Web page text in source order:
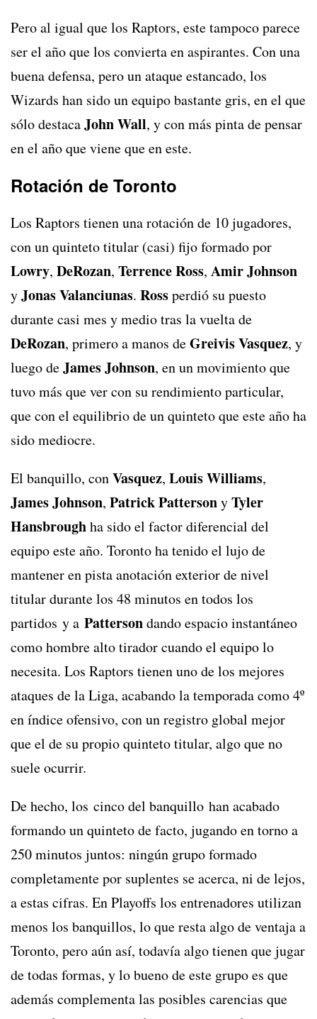
Pero al igual que los Raptors, este tampoco parece
ser el año que los convierta en aspirantes. Con una
buena defensa, pero un ataque estancado, los
Wizards han sido un equipo bastante gris, en el que
sólo destacaJohn Wall, y con más pinta de pensar
en el año que viene que en este.
Rotación de Toronto
Los Raptors tienen una rotación de 10 jugadores,
con un quinteto titular (casi) fijo formado por
Lowry, DeRozan, Terrence Ross, Amir Johnson
yJonas Valanciunas. Rossperdió su puesto
durante casi mes y medio tras la vuelta de
DeRozan, primero a manos deGreivis Vasquez, y
luego deJames Johnson, en un movimiento que
tuvo más que ver con su rendimiento particular,
que con el equilibrio de un quinteto que este año ha
sido mediocre.
El banquillo, conVasquez, Louis Williams,
James Johnson, Patrick PattersonyTyler
Hansbroughha sido el factor diferencial del
equipo este año. Toronto ha tenido el lujo de
mantener en pista anotación exterior de nivel
titular durante los 48 minutos en todos los
partidos y a Pattersondando espacio instantáneo
como hombre alto tirador cuando el equipo lo
necesita. Los Raptors tienen uno de los mejores
ataques de la Liga, acabando la temporada como 4º
en índice ofensivo, con un registro global mejor
que el de su propio quinteto titular, algo que no
suele ocurrir.
De hecho, los cinco del banquillo han acabado
formando un quinteto de facto, jugando en torno a
250 minutos juntos: ningún grupo formado
completamente por suplentes se acerca, ni de lejos,
a estas cifras. En Playoffs los entrenadores utilizan
menos los banquillos, lo que resta algo de ventaja a
Toronto, pero aún así, todavía algo tienen que jugar
de todas formas, y lo bueno de este grupo es que
además complementa las posibles carencias que